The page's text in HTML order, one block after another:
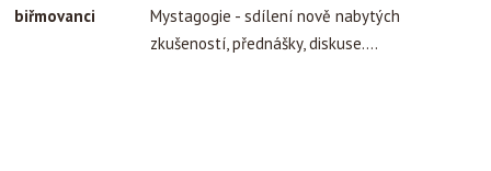
biřmovanci
Mystagogie - sdílení nově nabytých
zkušeností, přednášky, diskuse....